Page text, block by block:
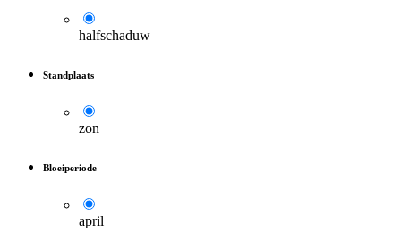
halfschaduw
Standplaats
zon
Bloeiperiode
april